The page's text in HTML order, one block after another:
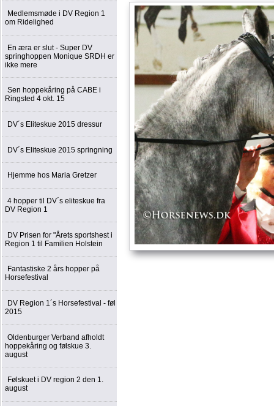
Medlemsmøde i DV Region 1
om Ridelighed
En æra er slut - Super DV
springhoppen Monique SRDH er
ikke mere
Sen hoppekåring på CABE i
Ringsted 4 okt. 15
DV´s Eliteskue 2015 dressur
DV´s Eliteskue 2015 springning
Hjemme hos Maria Gretzer
4 hopper til DV´s eliteskue fra
DV Region 1
DV Prisen for "Årets sportshest i
Region 1 til Familien Holstein
Fantastiske 2 års hopper på
Horsefestival
DV Region 1´s Horsefestival - føl
2015
Oldenburger Verband afholdt
hoppekåring og følskue 3.
august
Følskuet i DV region 2 den 1.
august